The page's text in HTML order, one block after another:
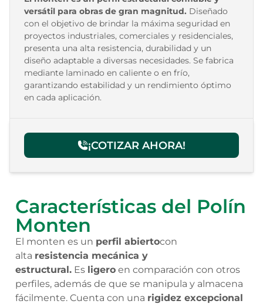
versátil para obras de gran magnitud. Diseñado
con el objetivo de brindar la máxima seguridad en
proyectos industriales, comerciales y residenciales,
presenta una alta resistencia, durabilidad y un
diseño adaptable a diversas necesidades. Se fabrica
mediante laminado en caliente o en frío,
garantizando estabilidad y un rendimiento óptimo
en cada aplicación.
¡COTIZAR AHORA!
Características del Polín
Monten
El monten es un perfil abiertocon
alta resistencia mecánica y
estructural. Es ligero en comparación con otros
perfiles, además de que se manipula y almacena
fácilmente. Cuenta con una rigidez excepcional